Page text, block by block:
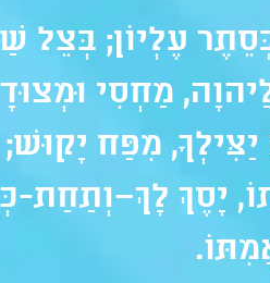
עֶלְיוֹן; בְּצֵל
מַחְסִי
יַצִּילְךָ, מִפַּח
יָסֶךְ לָךְ–וְתַחַת-